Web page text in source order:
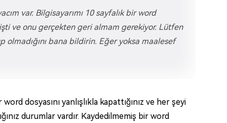
var. Bilgisayarımı 10 sayfalık bir word
ve onu gerçekten geri almam gerekiyor. Lütfen
olmadığını bana bildirin. Eğer yoksa maalesef
dosyasını yanlışlıkla kapattığınız ve her şeyi
durumlar vardır. Kaydedilmemiş bir word